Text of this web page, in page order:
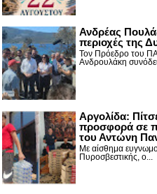
Ανδρέας
περιοχές της
Τον Πρόεδρο του
Ανδρουλάκη
Αργολίδα:
προσφορά σε
του Αντώνη
Με αίσθημα
Πυροσβεστικής, ο...